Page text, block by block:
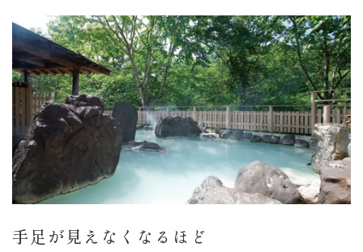
手足が見えなくなるほど